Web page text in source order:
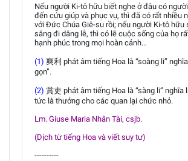
Nếu người Ki-tô hữu biết nghe ở đâu có
đến cứu giúp và phục vụ, thì đã có rất nhiều
với Đức Chúa Giê-su rồi; nếu người Ki-tô hữu
sắng đi dâng lễ, thì có lẽ cuộc sống của họ
hạnh phúc trong mọi hoàn cảnh…
(1) 爽利 phát âm tiếng Hoa là “soàng li”
gọn”.
(2) 賞吏 phát âm tiếng Hoa là “sàng li” nghĩa
tức là thưởng cho các quan lại chức nhỏ.
Lm. Giuse Maria Nhân Tài, csjb.
(Dịch từ tiếng Hoa và viết suy tư)
----------